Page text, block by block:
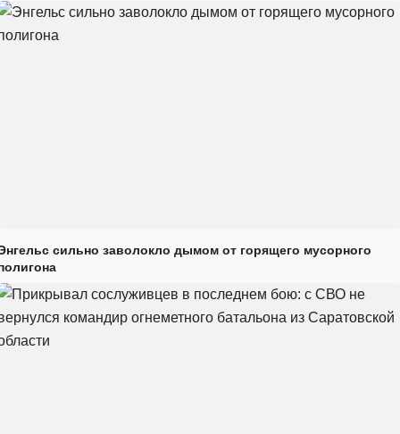
сильно заволокло дымом от горящего мусорного